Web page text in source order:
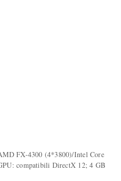
FX-4300 (4*3800)/Intel Core
compatibili DirectX 12; 4 GB